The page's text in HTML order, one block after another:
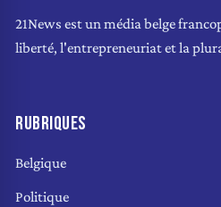
21News est un média belge
liberté, l'entrepreneuriat et la
RUBRIQUES
Belgique
Politique